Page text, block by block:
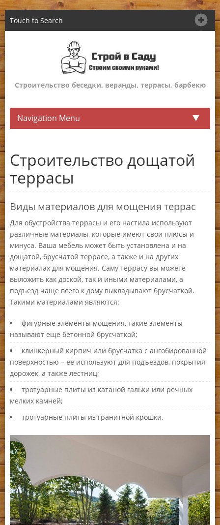
Touch to Search
Строительство беседки, веранды, террасы, барбекю
Navigation Menu
Строительство дощатой
террасы
Виды материалов для мощения террас
Для обустройства террасы и его настила используют
различные материалы, которые имеют свои плюсы и
минуса. Ваша мебель может быть установлена и на
дощатой, брусчатой террасе, а также и на других
материалах для мощения. Саму террасу вы можете
выложить как доской, так и иными материалами, а
подъезд чаще всего к дому выкладывают брусчаткой.
Такими материалами являются:
фигурные элементы мощения, такие элементы
называют еще бетонной брусчаткой;
клинкерный кирпич или брусчатка с ангобированной
поверхностью – ее используют для подъездов, покрытия
дорожек, а также лестниц;
тротуарные плиты из катаной гальки или речных
мелких камней;
тротуарные плиты из гранитной крошки.